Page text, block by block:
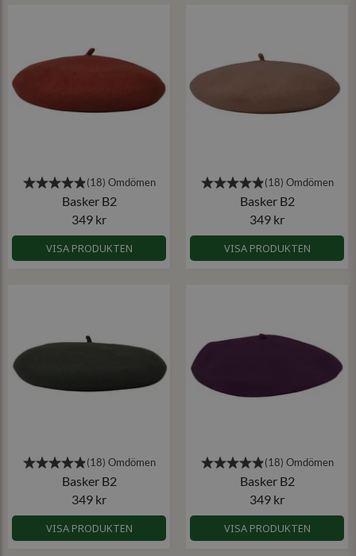
Basker B2
349 kr
VISA PRODUKTEN
Basker B2
349 kr
VISA PRODUKTEN
Basker B2
349 kr
VISA PRODUKTEN
Basker B2
349 kr
VISA PRODUKTEN